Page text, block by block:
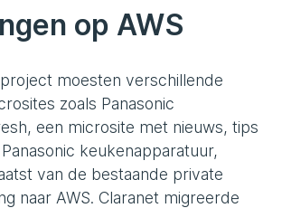
op AWS
moesten verschillende
zoals Panasonic
een microsite met nieuws, tips
keukenapparatuur,
van de bestaande private
naar AWS. Claranet migreerde